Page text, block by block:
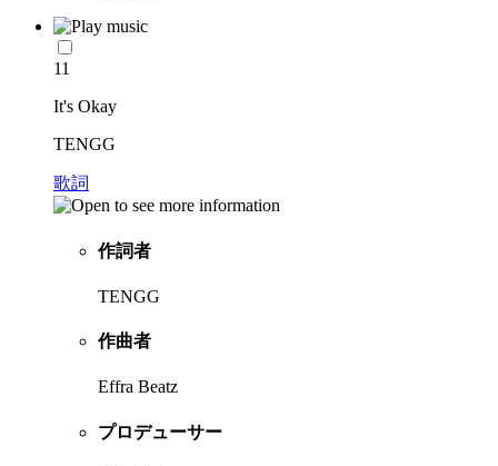
11
It's Okay
TENGG
歌詞
作詞者
TENGG
作曲者
Effra Beatz
プロデューサー